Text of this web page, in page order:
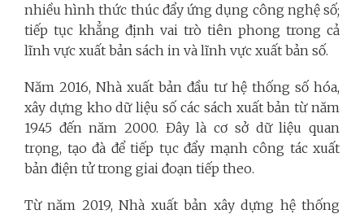
nhiều hình thức thúc đẩy ứng dụng công nghệ số;
tiếp tục khẳng định vai trò tiên phong trong cả
lĩnh vực xuất bản sách in và lĩnh vực xuất bản số.
Năm 2016, Nhà xuất bản đầu tư hệ thống số hóa,
xây dựng kho dữ liệu số các sách xuất bản từ năm
1945 đến năm 2000. Đây là cơ sở dữ liệu quan
trọng, tạo đà để tiếp tục đẩy mạnh công tác xuất
bản điện tử trong giai đoạn tiếp theo.
Từ năm 2019, Nhà xuất bản xây dựng hệ thống